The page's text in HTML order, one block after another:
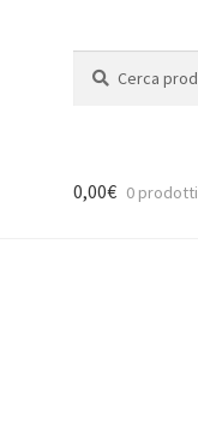
0,00€ 0 prodotti